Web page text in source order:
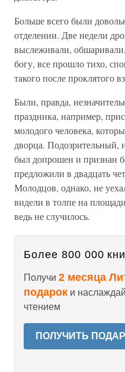
Больше всего были
отделении. Две недели
выслеживали,
богу, все прошло тихо,
такого после проклятого
Были, правда,
праздника, например,
молодого человека,
дворца.
был допрошен и признан
предложили в двадцать
Молодцов, однако, не
видели в толпе на
ведь не случилось.
Более 800 000
Получи 2 месяца
подарок и
чтением
ПОЛУЧИТЬ